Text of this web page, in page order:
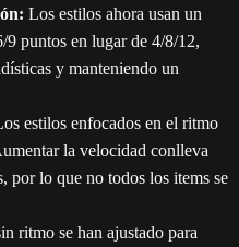
Los estilos ahora usan un
9 puntos en lugar de 4/8/12,
y manteniendo un
estilos enfocados en el ritmo
la velocidad conlleva
por lo que no todos los items se
ritmo se han ajustado para